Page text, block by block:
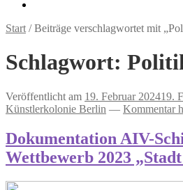
Start /Beiträge verschlagwortet mit
Schlagwort:
Veröffentlicht am 19. Februar 202419.
Künstlerkolonie Berlin — Kommentar
Dokumentation AIV-
Wettbewerb 2023